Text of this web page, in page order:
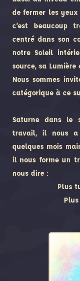
de fermer les yeux
c’est beaucoup
centré dans son
notre Soleil
source, sa Lumière
Nous sommes
catégorique à ce
Saturne dans le
travail, il nous a
quelques mois
il nous forme un
nous dire :
Plus